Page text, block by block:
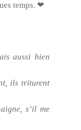
temps. ❤
aussi bien
ils triturent
s’il me